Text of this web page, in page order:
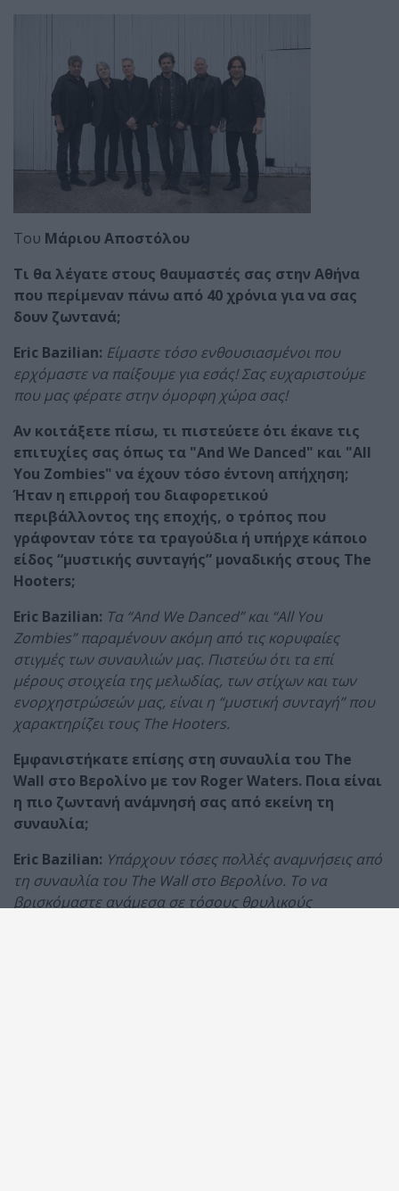
Του Μάριου Αποστόλου
Τι θα λέγατε στους θαυμαστές σας στην Αθήνα
που περίμεναν πάνω από 40 χρόνια για να σας
δουν ζωντανά;
Eric Bazilian: Είμαστε τόσο ενθουσιασμένοι που
ερχόμαστε να παίξουμε για εσάς! Σας ευχαριστούμε
που μας φέρατε στην όμορφη χώρα σας!
Αν κοιτάξετε πίσω, τι πιστεύετε ότι έκανε τις
επιτυχίες σας όπως τα "And We Danced" και "All
You Zombies" να έχουν τόσο έντονη απήχηση;
Ήταν η επιρροή του διαφορετικού
περιβάλλοντος της εποχής, ο τρόπος που
γράφονταν τότε τα τραγούδια ή υπήρχε κάποιο
είδος “μυστικής συνταγής” μοναδικής στους The
Hooters;
Eric Bazilian: Τα “And We Danced” και “All You
Zombies” παραμένουν ακόμη από τις κορυφαίες
στιγμές των συναυλιών μας. Πιστεύω ότι τα επί
μέρους στοιχεία της μελωδίας, των στίχων και των
ενορχηστρώσεών μας, είναι η “μυστική συνταγή” που
χαρακτηρίζει τους The Hooters.
Εμφανιστήκατε επίσης στη συναυλία του The
Wall στο Βερολίνο με τον RogerWaters. Ποια είναι
η πιο ζωντανή ανάμνησή σας από εκείνη τη
συναυλία;
Eric Bazilian: Υπάρχουν τόσες πολλές αναμνήσεις από
τη συναυλία του The Wall στο Βερολίνο. Το να
βρισκόμαστε ανάμεσα σε τόσους θρυλικούς